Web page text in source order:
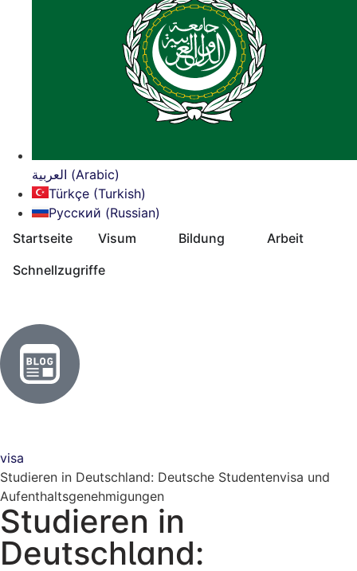
العربية (Arabic)
Türkçe (Turkish)
Русский (Russian)
Startseite
Visum Bildung
Arbeit
Schnellzugriffe
visa
Studieren in Deutschland: Deutsche Studentenvisa und
Aufenthaltsgenehmigungen
Studieren in
Deutschland: